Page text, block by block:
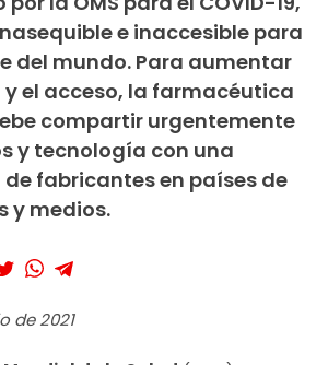
e inaccesible para
del mundo. Para aumentar
el acceso, la farmacéutica
compartir urgentemente
y tecnología con una
fabricantes en países de
y medios.
de 2021